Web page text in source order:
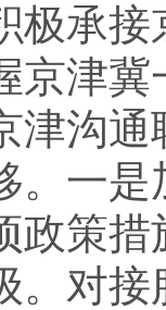
承接
津冀
津沟
。一
政策
。对